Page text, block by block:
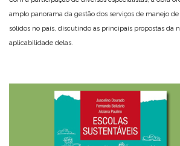
amplo panorama da gestão dos serviços de manejo
sólidos no país, discutindo as principais propostas da
aplicabilidade delas.